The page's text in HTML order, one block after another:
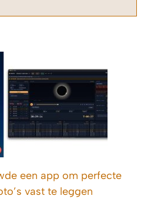
een app om perfecte
vast te leggen